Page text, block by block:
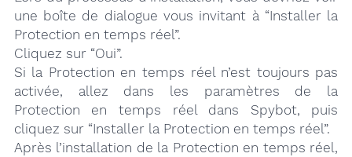
une boîte de dialogue vous invitant à “Installer la
Protection en temps réel”.
Cliquez sur “Oui”.
Si la Protection en temps réel n’est toujours pas
activée, allez dans les paramètres de la
Protection en temps réel dans Spybot, puis
cliquez sur “Installer la Protection en temps réel”.
Après l’installation de la Protection en temps réel,